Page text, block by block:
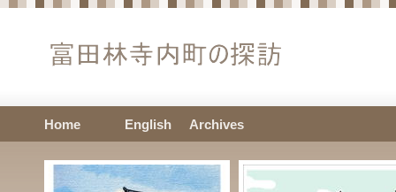
Home English Archives